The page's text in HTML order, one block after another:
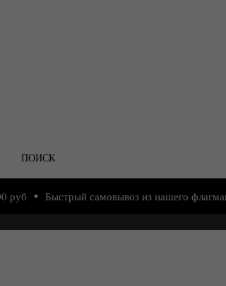
ПОИСК
самовывоз из нашего флагманского